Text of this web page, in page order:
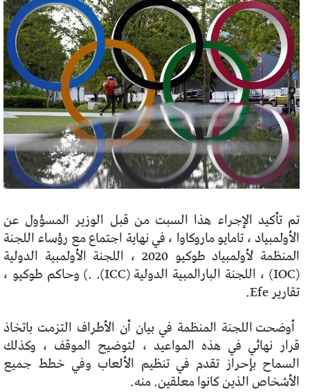
تم تأكيد الإجراء هذا السبت من قبل الوزير المسؤول عن
الأولمبياد ، تامايو ماروكاوا ، في نهاية اجتماع مع رؤساء اللجنة
المنظمة لأولمبياد طوكيو 2020 ، اللجنة الأولمبية الدولية
(IOC) ، اللجنة البارالمبية الدولية (ICC). .) وحاكم طوكيو ،
تقارير Efe.
أوضحت اللجنة المنظمة في بيان أن الأطراف التزمت باتخاذ
قرار نهائي في هذه المواعيد ، لتوضيح الموقف ، وكذلك
السماح بإحراز تقدم في تنظيم الألعاب وفي خطط جميع
الأشخاص الذين كانوا معلقين. منه.